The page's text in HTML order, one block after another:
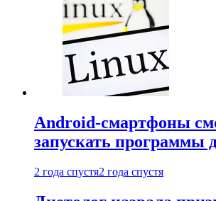
Android-смартфоны
запускать программы
2 года спустя2 года спустя